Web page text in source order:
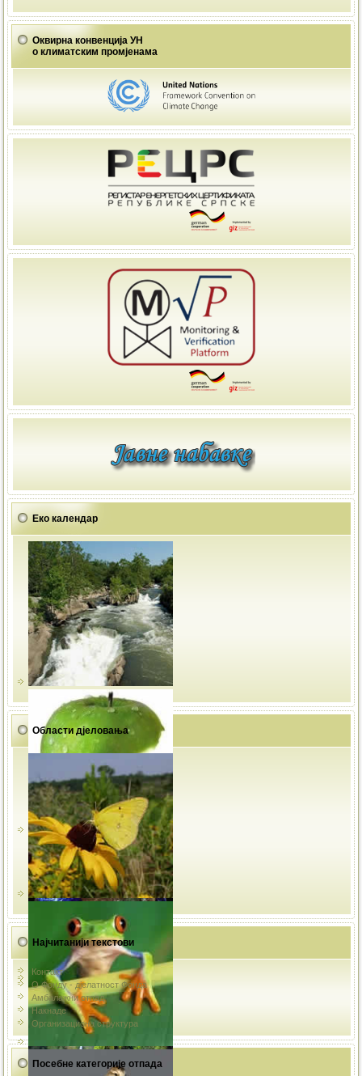
Оквирна конвенција УН
о климатским промјенама
Еко календар
Области дјеловања
Најчитанији текстови
Контакт
О Фонду - дјелатност Фонда
Амбалажни отпад
Накнаде
Организациона структура
Посебне категорије отпада